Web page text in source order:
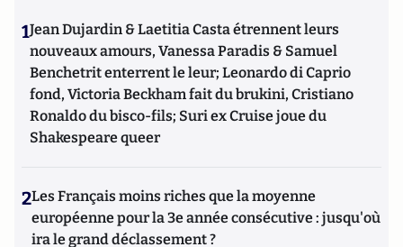
1Jean Dujardin & Laetitia Casta étrennent leurs
nouveaux amours, Vanessa Paradis & Samuel
Benchetrit enterrent le leur; Leonardo di Caprio
fond, Victoria Beckham fait du brukini, Cristiano
Ronaldo du bisco-fils; Suri ex Cruise joue du
Shakespeare queer
2Les Français moins riches que la moyenne
européenne pour la 3e année consécutive : jusqu'où
ira le grand déclassement ?